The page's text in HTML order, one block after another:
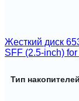
Жесткий диск
SFF (2.5-inch)
Тип накопителей